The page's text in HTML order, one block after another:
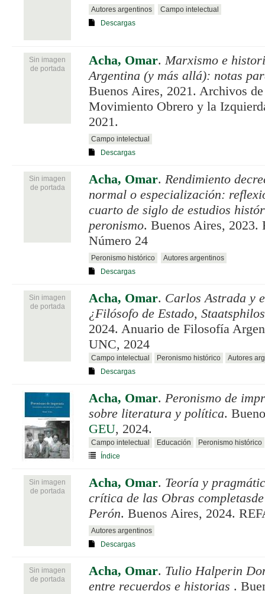
Autores argentinos
Campo intelectual
Descargas
Sin imagen
de portada
Acha, Omar.Marxismo e
Argentina (y más allá): notas
Buenos Aires, 2021. Archivos
Movimiento Obrero y la
2021.
Campo intelectual
Descargas
Sin imagen
de portada
Acha, Omar. Rendimiento
normal o especialización:
cuarto de siglo de estudios
peronismo. Buenos Aires, 2023.
Número 24
Peronismo histórico
Autores argentinos
Descargas
Sin imagen
de portada
Acha, Omar. Carlos Astrada y
¿Filósofo de Estado,
2024. Anuario de Filosofía
UNC, 2024
Campo intelectual Peronismo histórico
Autores
Descargas
Acha, Omar. Peronismo de
sobre literatura y política.
GEU, 2024.
Campo intelectual Educación
Peronismo histórico
Índice
Sin imagen
de portada
Acha, Omar. Teoría y
crítica de las Obras
Perón. Buenos Aires, 2024.
Autores argentinos
Descargas
Sin imagen
de portada
Acha, Omar. Tulio Halperin
entre recuerdos e historias .